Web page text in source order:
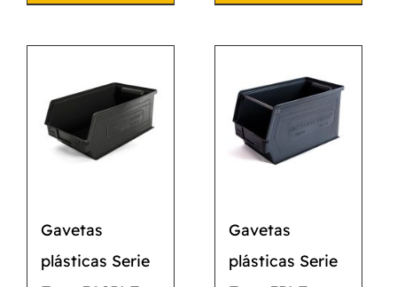
Gavetas
plásticas Serie
Gavetas
plásticas Serie